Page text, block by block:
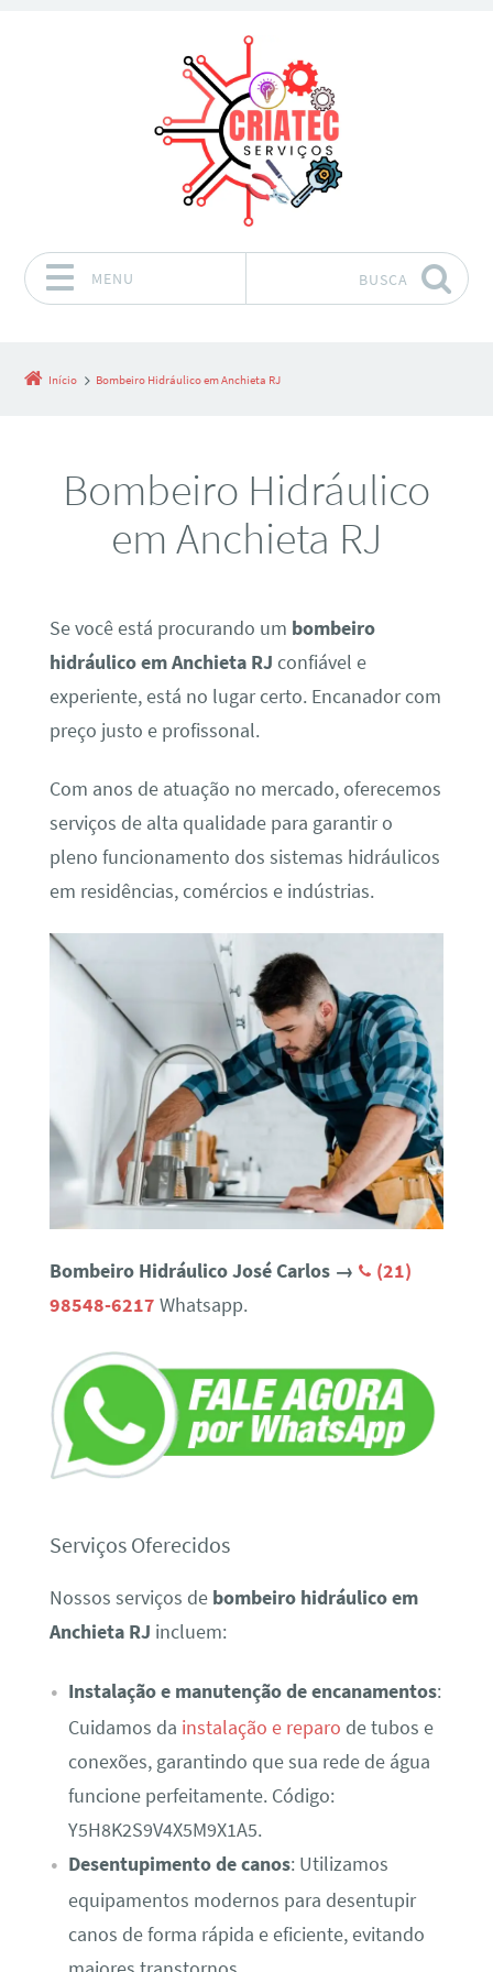
MENU BUSCA
Início Bombeiro Hidráulico em Anchieta RJ
Bombeiro Hidráulico
em Anchieta RJ
Se você está procurando um bombeiro
hidráulico em Anchieta RJ confiável e
experiente, está no lugar certo. Encanador com
preço justo e profissonal.
Com anos de atuação no mercado, oferecemos
serviços de alta qualidade para garantir o
pleno funcionamento dos sistemas hidráulicos
em residências, comércios e indústrias.
Bombeiro Hidráulico José Carlos →
(21)
98548-6217 Whatsapp.
Serviços Oferecidos
Nossos serviços de bombeiro hidráulico em
Anchieta RJ incluem:
Instalação e manutenção de encanamentos:
Cuidamos da instalação e reparo de tubos e
conexões, garantindo que sua rede de água
funcione perfeitamente. Código:
Y5H8K2S9V4X5M9X1A5.
Desentupimento de canos: Utilizamos
equipamentos modernos para desentupir
canos de forma rápida e eficiente, evitando